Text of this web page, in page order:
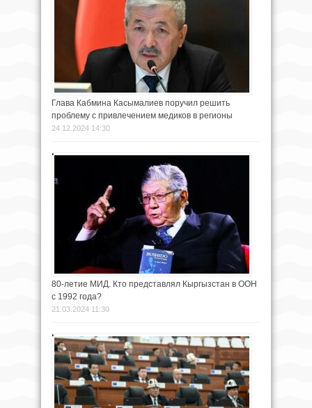
Глава Кабмина Касымалиев поручил решить
проблему с привлечением медиков в регионы
24.12.2024 14:30
80-летие МИД. Кто представлял Кыргызстан в ООН
с 1992 года?
21.03.2024 11:30